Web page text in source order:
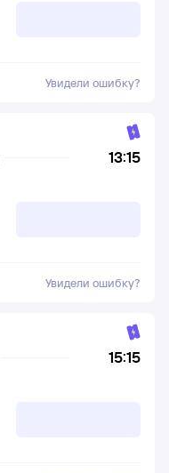
Увидели ошибку?
13:15
Увидели ошибку?
15:15